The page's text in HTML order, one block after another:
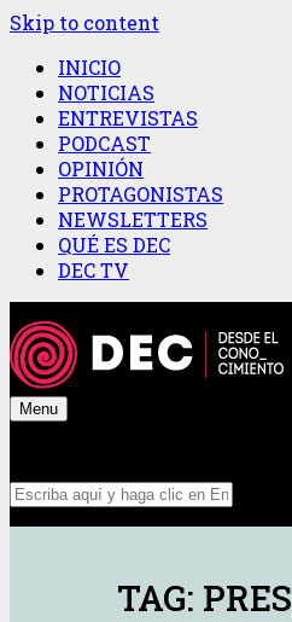
Skip to content
INICIO
NOTICIAS
ENTREVISTAS
PODCAST
OPINIÓN
PROTAGONISTAS
NEWSLETTERS
QUÉ ES DEC
DEC TV
Menu
TAG: